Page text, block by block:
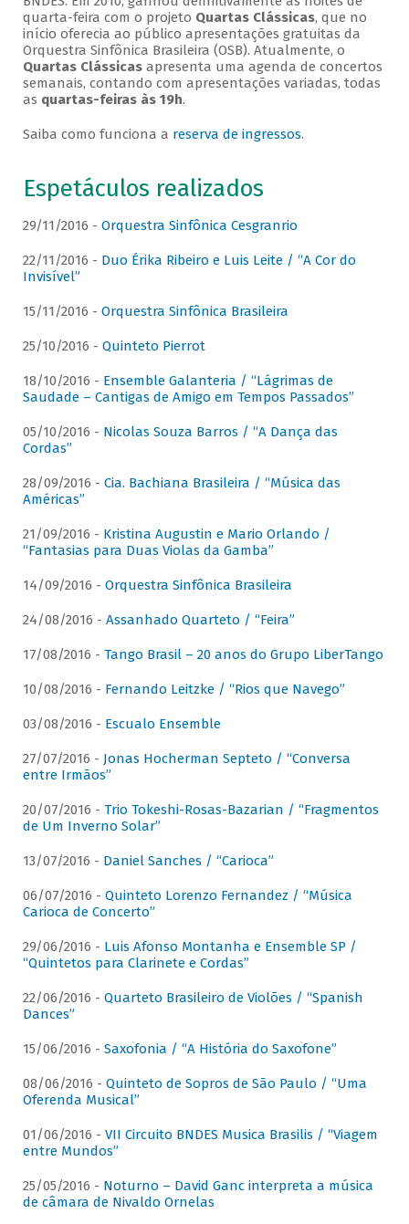
quarta-feira com o projeto Quartas Clássicas, que no
início oferecia ao público apresentações gratuitas da
Orquestra Sinfônica Brasileira (OSB). Atualmente, o
Quartas Clássicasapresenta uma agenda de concertos
semanais, contando com apresentações variadas, todas
as quartas-feiras às 19h.
Saiba como funciona a reserva de ingressos.
Espetáculos realizados
29/11/2016 - Orquestra Sinfônica Cesgranrio
22/11/2016 - Duo Érika Ribeiro e Luis Leite / “A Cor do
Invisível”
15/11/2016 - Orquestra Sinfônica Brasileira
25/10/2016 - Quinteto Pierrot
18/10/2016 - Ensemble Galanteria / “Lágrimas de
Saudade – Cantigas de Amigo em Tempos Passados”
05/10/2016 - Nicolas Souza Barros / “A Dança das
Cordas”
28/09/2016 - Cia. Bachiana Brasileira / “Música das
Américas”
21/09/2016 - Kristina Augustin e Mario Orlando /
“Fantasias para Duas Violas da Gamba”
14/09/2016 - Orquestra Sinfônica Brasileira
24/08/2016 - Assanhado Quarteto / “Feira”
17/08/2016 - Tango Brasil – 20 anos do Grupo LiberTango
10/08/2016 - Fernando Leitzke / “Rios que Navego”
03/08/2016 - Escualo Ensemble
27/07/2016 - Jonas Hocherman Septeto / “Conversa
entre Irmãos”
20/07/2016 - Trio Tokeshi-Rosas-Bazarian / “Fragmentos
de Um Inverno Solar”
13/07/2016 - Daniel Sanches / “Carioca”
06/07/2016 - Quinteto Lorenzo Fernandez / “Música
Carioca de Concerto”
29/06/2016 - Luis Afonso Montanha e Ensemble SP /
“Quintetos para Clarinete e Cordas”
22/06/2016 - Quarteto Brasileiro de Violões / “Spanish
Dances”
15/06/2016 - Saxofonia / “A História do Saxofone”
08/06/2016 - Quinteto de Sopros de São Paulo / “Uma
Oferenda Musical”
01/06/2016 - VII Circuito BNDES Musica Brasilis / “Viagem
entre Mundos”
25/05/2016 - Noturno – David Ganc interpreta a música
de câmara de Nivaldo Ornelas